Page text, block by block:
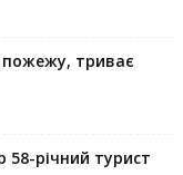
пожежу, триває
річний турист